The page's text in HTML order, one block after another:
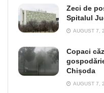
Zeci de
Spitalul
AUGUST 7,
Copaci
Chișoda
AUGUST 7,